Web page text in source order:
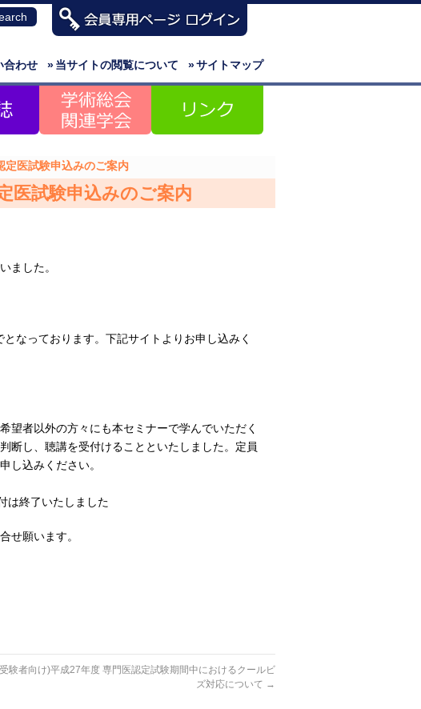
»サイトマップ
»当サイトの閲覧について
合わせ
定医試験申込みのご案内
医試験申込みのご案内
ました。
なっております。下記サイトよりお申し込みく
望者以外の方々にも本セミナーで学んでいただく
断し、聴講を受付けることといたしました。定員
し込みください。
終了いたしました
せ願います。
験者向け)平成27年度 専門医認定試験期間中におけるクールビ
ズ対応について →